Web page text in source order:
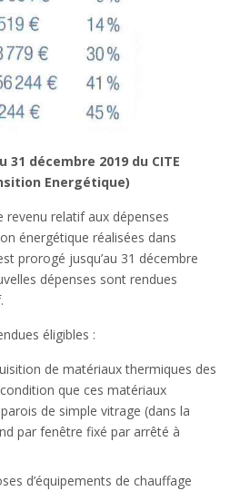
31 décembre 2019 du CITE
Energétique)
revenu relatif aux dépenses
énergétique réalisées dans
prorogé jusqu’au 31 décembre
dépenses sont rendues
éligibles :
de matériaux thermiques des
que ces matériaux
de simple vitrage (dans la
par fenêtre fixé par arrêté à
d’équipements de chauffage